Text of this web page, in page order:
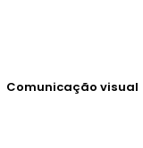
Comunicação visual